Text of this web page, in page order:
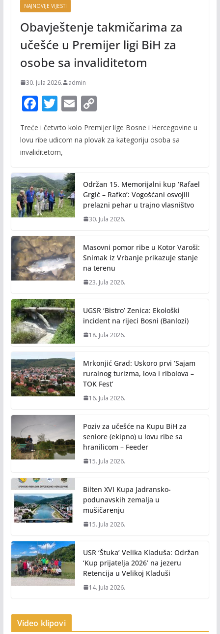
NAJNOVIJE VIJESTI
Obavještenje takmičarima za
učešće u Premijer ligi BiH za
osobe sa invaliditetom
30. Jula 2026. admin
F
e
b
o
k
T
itt
er
E
ai
C
p
n
k
Treće i četvrto kolo Premijer lige Bosne i Hercegovine u
lovu ribe udicom na plovak za kategoriju osoba sa
invaliditetom,
Održan 15. Memorijalni kup ‘Rafael
Grgić – Rafko’: Vogošćani osvojili
prelazni pehar u trajno vlasništvo
30. Jula 2026.
Masovni pomor ribe u Kotor Varoši:
Snimak iz Vrbanje prikazuje stanje
na terenu
23. Jula 2026.
UGSR ‘Bistro’ Zenica: Ekološki
incident na rijeci Bosni (Banlozi)
18. Jula 2026.
Mrkonjić Grad: Uskoro prvi ‘Sajam
ruralnog turizma, lova i ribolova –
TOK Fest’
16. Jula 2026.
Poziv za učešće na Kupu BiH za
seniore (ekipno) u lovu ribe sa
hranilicom – Feeder
15. Jula 2026.
Bilten XVI Kupa Jadransko-
podunavskih zemalja u
mušičarenju
15. Jula 2026.
USR ‘Štuka’ Velika Kladuša: Održan
‘Kup prijatelja 2026’ na jezeru
Retencija u Velikoj Kladuši
14. Jula 2026.
Video klipovi